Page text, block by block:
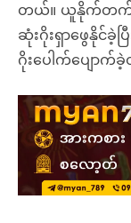
တယ်။ ယူနိုက်တက်
ဆုံးဂိုးရှာဖွေနိုင်
ဂိုးပေါက်ပျောက်